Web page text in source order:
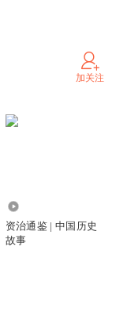
加关注
资治通鉴 | 中国历史
故事